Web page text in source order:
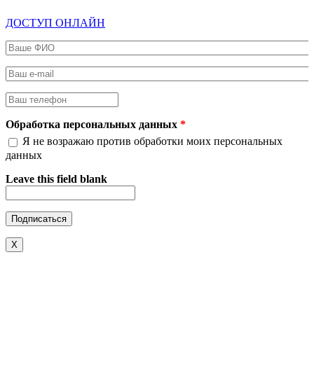
ДОСТУП ОНЛАЙН
Ваше ФИО
Ваш e-mail
Ваш телефон
Обработка персональных данных *
Я не возражаю против обработки моих персональных
данных
Leave this field blank
X